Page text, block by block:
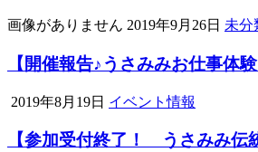
画像がありません 2019年9月26日 未分
【開催報告♪うさみみお仕事体
2019年8月19日 イベント情報
【参加受付終了！ うさみみ伝